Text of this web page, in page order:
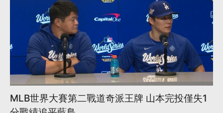
MLB世界大賽第二戰道奇派王牌 山本完投僅失1